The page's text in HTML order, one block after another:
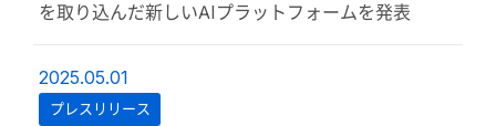
を取り込んだ新しいAIプラットフォームを発表
2025.05.01
プレスリリース